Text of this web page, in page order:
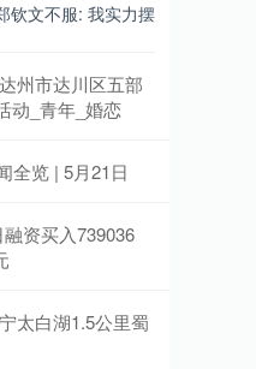
钦文不服: 我实力摆
州市达川区五部
动_青年_婚恋
全览 | 5月21日
资买入739036
太白湖1.5公里蜀